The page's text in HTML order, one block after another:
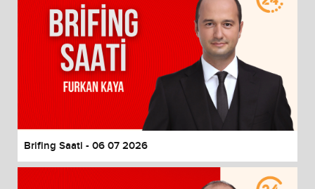
Brifing Saati - 06 07 2026